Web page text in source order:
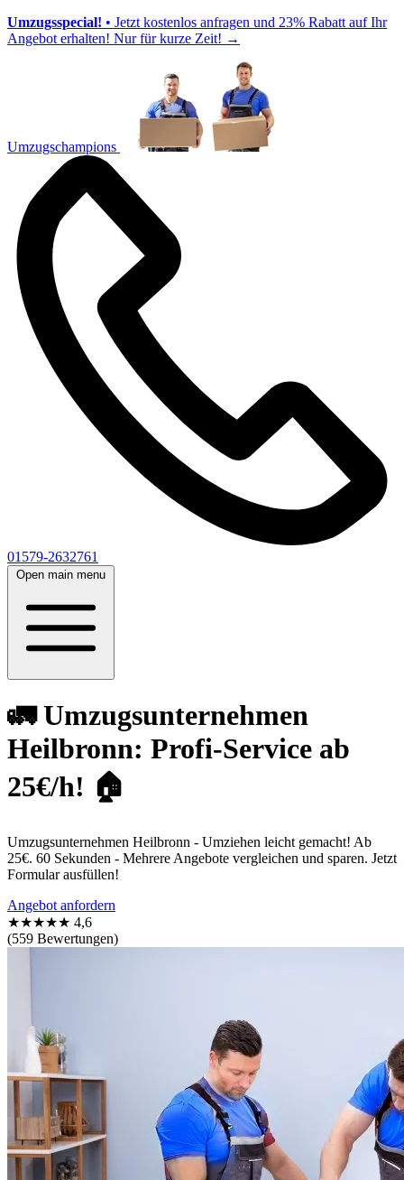
Umzugsspecial! • Jetzt kostenlos anfragen und 23% Rabatt auf Ihr
Angebot erhalten! Nur für kurze Zeit! →
Umzugschampions
01579-2632761
Open main menu
🚛 Umzugsunternehmen
Heilbronn: Profi-Service ab
25€/h! 🏠
Umzugsunternehmen Heilbronn - Umziehen leicht gemacht! Ab
25€. 60 Sekunden - Mehrere Angebote vergleichen und sparen. Jetzt
Formular ausfüllen!
Angebot anfordern
★★★★★ 4,6
(559 Bewertungen)